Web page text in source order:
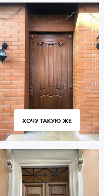
ХОЧУ ТАКУЮ ЖЕ